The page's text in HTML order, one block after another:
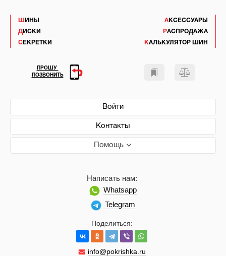
ШИНЫ
ДИСКИ
СЕКРЕТКИ
АКСЕССУАРЫ
РАСПРОДАЖА
КАЛЬКУЛЯТОР ШИН
Войти
Контакты
Помощь
Поделиться:
info@pokrishka.ru
Написать нам:
Whatsapp
Telegram
ПРОШУ
ПОЗВОНИТЬ